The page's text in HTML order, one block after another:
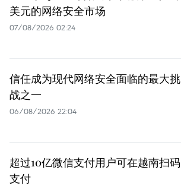
美元的网络安全市场
07/08/2026 02:24
信任成为现代网络安全面临的最大挑
战之一
06/08/2026 22:04
超过10亿微信支付用户可在越南扫码
支付